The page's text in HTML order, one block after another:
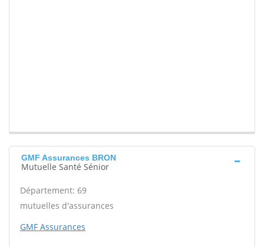
GMF Assurances BRON
Mutuelle Santé Sénior
Département: 69
mutuelles d'assurances
GMF Assurances